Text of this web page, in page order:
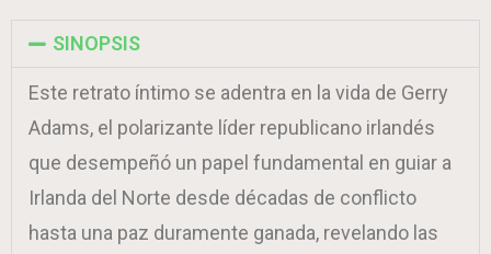
SINOPSIS
Este retrato íntimo se adentra en la vida de Gerry
Adams, el polarizante líder republicano irlandés
que desempeñó un papel fundamental en guiar a
Irlanda del Norte desde décadas de conflicto
hasta una paz duramente ganada, revelando las